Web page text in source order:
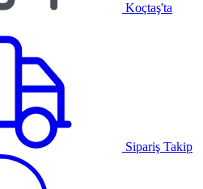
Koçtaş'ta
Sipariş Takip